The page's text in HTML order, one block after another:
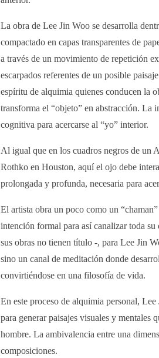
La obra de Lee Jin Woo se desarrolla
compactado en capas transparentes de
a través de un movimiento de repetición
escarpados referentes de un posible
espíritu de alquimia quienes conducen la
transforma el “objeto” en abstracción. La
cognitiva para acercarse al “yo” interior.
Al igual que en los cuadros negros de un
Rothko en Houston, aquí el ojo debe
prolongada y profunda, necesaria para
El artista obra un poco como un
intención formal para así canalizar toda
sus obras no tienen título -, para Lee Jin
sino un canal de meditación donde
convirtiéndose en una filosofía de vida.
En este proceso de alquimia personal,
para generar paisajes visuales y mentales
hombre. La ambivalencia entre una
composiciones.